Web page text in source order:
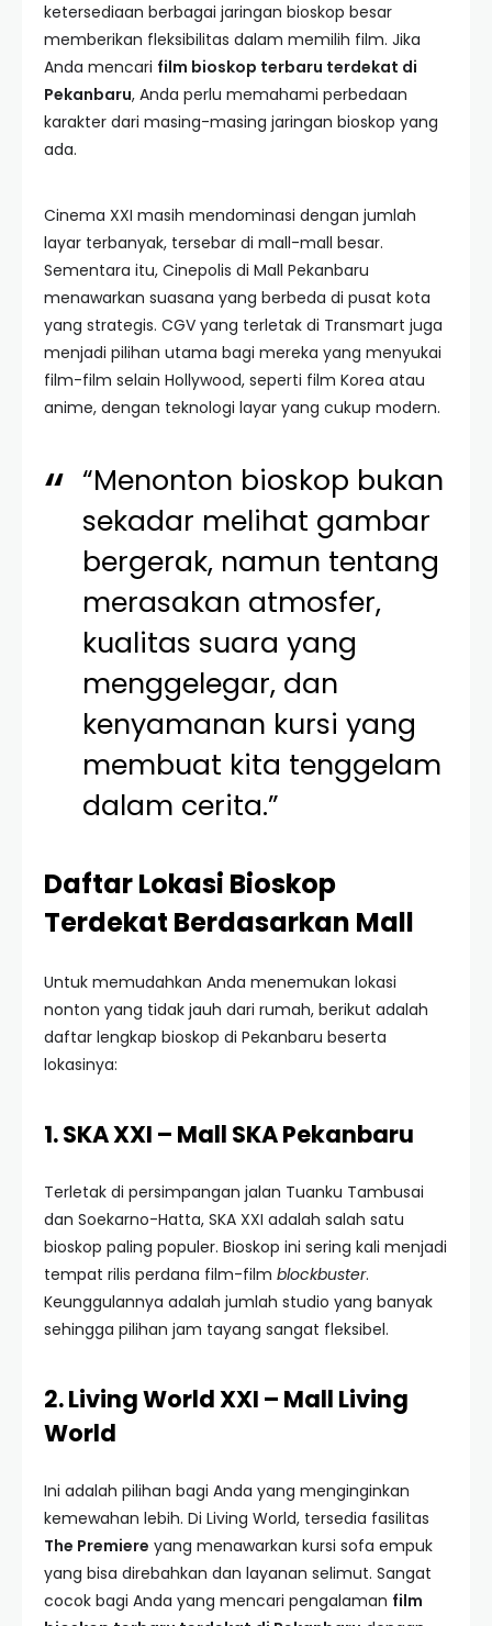
ketersediaan berbagai jaringan bioskop besar
memberikan fleksibilitas dalam memilih film. Jika
Anda mencari film bioskop terbaru terdekat di
Pekanbaru, Anda perlu memahami perbedaan
karakter dari masing-masing jaringan bioskop yang
ada.
Cinema XXI masih mendominasi dengan jumlah
layar terbanyak, tersebar di mall-mall besar.
Sementara itu, Cinepolis di Mall Pekanbaru
menawarkan suasana yang berbeda di pusat kota
yang strategis. CGV yang terletak di Transmart juga
menjadi pilihan utama bagi mereka yang menyukai
film-film selain Hollywood, seperti film Korea atau
anime, dengan teknologi layar yang cukup modern.
“Menonton bioskop bukan
sekadar melihat gambar
bergerak, namun tentang
merasakan atmosfer,
kualitas suara yang
menggelegar, dan
kenyamanan kursi yang
membuat kita tenggelam
dalam cerita.”
Daftar Lokasi Bioskop
Terdekat Berdasarkan Mall
Untuk memudahkan Anda menemukan lokasi
nonton yang tidak jauh dari rumah, berikut adalah
daftar lengkap bioskop di Pekanbaru beserta
lokasinya:
1. SKA XXI – Mall SKA Pekanbaru
Terletak di persimpangan jalan Tuanku Tambusai
dan Soekarno-Hatta, SKA XXI adalah salah satu
bioskop paling populer. Bioskop ini sering kali menjadi
tempat rilis perdana film-film blockbuster.
Keunggulannya adalah jumlah studio yang banyak
sehingga pilihan jam tayang sangat fleksibel.
2. Living World XXI – Mall Living
World
Ini adalah pilihan bagi Anda yang menginginkan
kemewahan lebih. Di Living World, tersedia fasilitas
The Premiere yang menawarkan kursi sofa empuk
yang bisa direbahkan dan layanan selimut. Sangat
cocok bagi Anda yang mencari pengalaman film